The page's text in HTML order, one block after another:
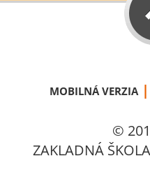
MOBILNÁ VERZIA |
©
ZAKLADNÁ